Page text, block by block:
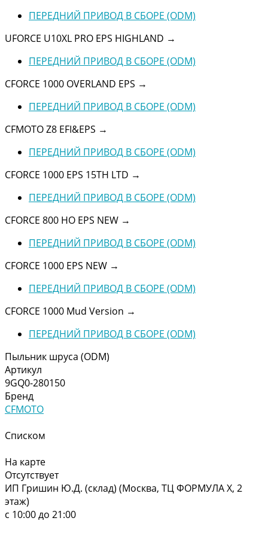
ПЕРЕДНИЙ ПРИВОД В СБОРЕ (ODM)
UFORCE U10XL PRO EPS HIGHLAND →
ПЕРЕДНИЙ ПРИВОД В СБОРЕ (ODM)
CFORCE 1000 OVERLAND EPS →
ПЕРЕДНИЙ ПРИВОД В СБОРЕ (ODM)
CFMOTO Z8 EFI&EPS →
ПЕРЕДНИЙ ПРИВОД В СБОРЕ (ODM)
CFORCE 1000 EPS 15TH LTD →
ПЕРЕДНИЙ ПРИВОД В СБОРЕ (ODM)
CFORCE 800 HO EPS NEW →
ПЕРЕДНИЙ ПРИВОД В СБОРЕ (ODM)
CFORCE 1000 EPS NEW →
ПЕРЕДНИЙ ПРИВОД В СБОРЕ (ODM)
CFORCE 1000 Mud Version →
ПЕРЕДНИЙ ПРИВОД В СБОРЕ (ODM)
Пыльник шруса (ODM)
Артикул
9GQ0-280150
Бренд
CFMOTO
Списком
На карте
Отсутствует
ИП Гришин Ю.Д. (склад) (Москва, ТЦ ФОРМУЛА Х, 2
этаж)
с 10:00 до 21:00